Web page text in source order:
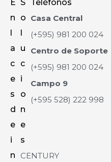
E
n
a
c
e
s
d
e
i
n
S
o
u
c
i
o
n
e
s
CENTURY
Teléfonos
Casa Central
(+595) 981 200 024
Centro de Soporte
(+595) 981 200 024
Campo 9
(+595 528) 222 998